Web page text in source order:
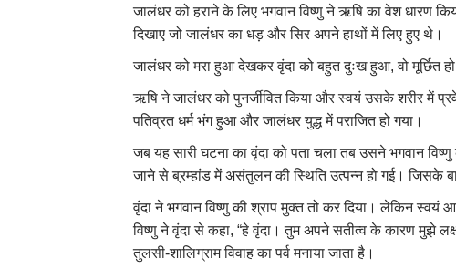
जालंधर को हराने के लिए भगवान विष्णु ने ऋषि का वेश धारण
दिखाए जो जालंधर का धड़ और सिर अपने हाथों में लिए हुए थे।
जालंधर को मरा हुआ देखकर वृंदा को बहुत दुःख हुआ, वो मूर्छित
ऋषि ने जालंधर को पुनर्जीवित किया और स्वयं उसके शरीर में
पतिव्रत धर्म भंग हुआ और जालंधर युद्ध में पराजित हो गया।
जब यह सारी घटना का वृंदा को पता चला तब उसने भगवान
जाने से ब्रम्हांड में असंतुलन की स्थिति उत्पन्न हो गई। जिसके
वृंदा ने भगवान विष्णु की श्राप मुक्त तो कर दिया। लेकिन
विष्णु ने वृंदा से कहा, “हे वृंदा। तुम अपने सतीत्व के कारण मुझे
तुलसी-शालिग्राम विवाह का पर्व मनाया जाता है।